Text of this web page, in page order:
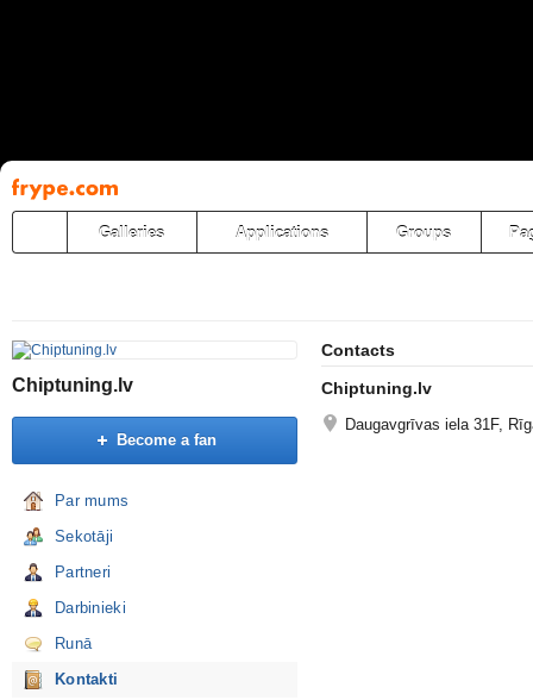
Pāriet
uz
saturu
Galleries Applications Groups
Chiptuning.lv
Become a fan
Par mums
Sekotāji
Partneri
Darbinieki
Runā
Kontakti
Contacts
Chiptuning.lv
Daugavgrīvas iela 31F,